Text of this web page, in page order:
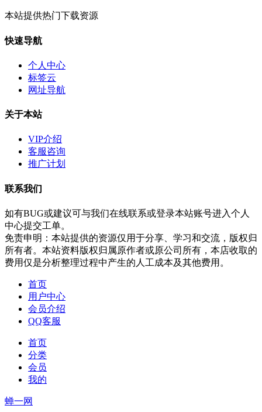
本站提供热门下载资源
快速导航
个人中心
标签云
网址导航
关于本站
VIP介绍
客服咨询
推广计划
联系我们
如有BUG或建议可与我们在线联系或登录本站账号进入个人
中心提交工单。
免责申明：本站提供的资源仅用于分享、学习和交流，版权归
所有者。本站资料版权归属原作者或原公司所有，本店收取的
费用仅是分析整理过程中产生的人工成本及其他费用。
首页
用户中心
会员介绍
QQ客服
首页
分类
会员
我的
蝉一网